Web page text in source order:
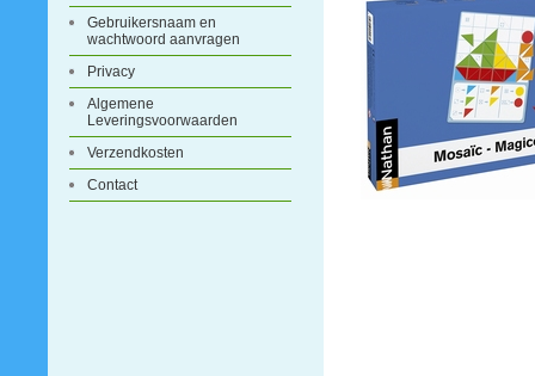
Gebruikersnaam en
wachtwoord aanvragen
Privacy
Algemene
Leveringsvoorwaarden
Verzendkosten
Contact